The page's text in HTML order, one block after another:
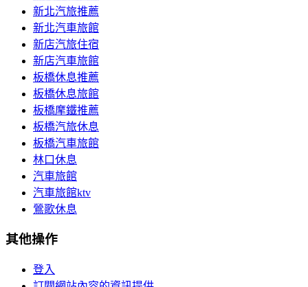
新北汽旅推薦
新北汽車旅館
新店汽旅住宿
新店汽車旅館
板橋休息推薦
板橋休息旅館
板橋摩鐵推薦
板橋汽旅休息
板橋汽車旅館
林口休息
汽車旅館
汽車旅館ktv
鶯歌休息
其他操作
登入